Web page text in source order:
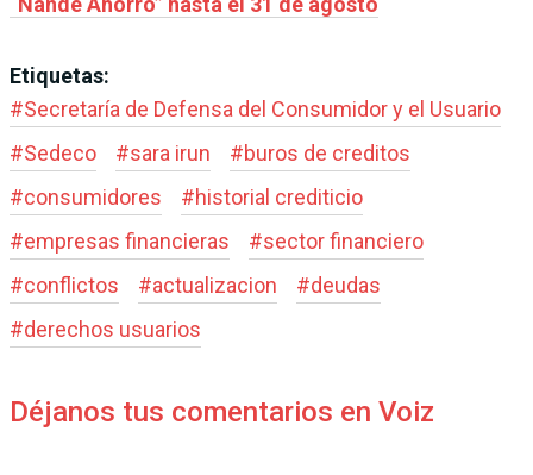
Etiquetas:
#Secretaría de Defensa del Consumidor y el Usuario
#Sedeco #sara irun #buros de creditos
#consumidores #historial crediticio
#empresas financieras #sector financiero
#conflictos #actualizacion #deudas
#derechos usuarios
Déjanos tus comentarios en Voiz